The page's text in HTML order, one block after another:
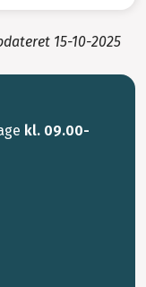
15-10-2025
kl. 09.00-